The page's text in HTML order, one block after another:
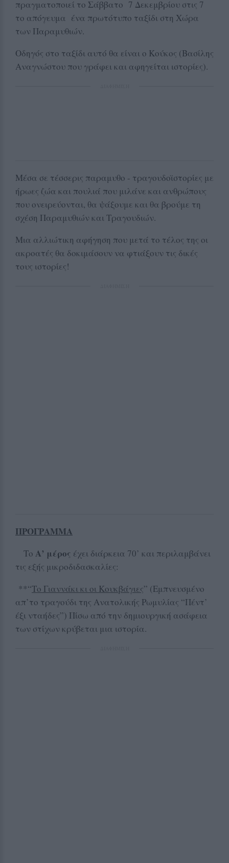
πραγματοποιεί το Σάββατο 7 Δεκεμβρίου στις 7
το απόγευμα ένα πρωτότυπο ταξίδι στη Χώρα
των Παραμυθιών.
Οδηγός στο ταξίδι αυτό θα είναι ο Κούκος (Βασίλης
Αναγνώστου που γράφει και αφηγείται ιστορίες).
Μέσα σε τέσσερις παραμυθο - τραγουδοϊστορίες με
ήρωες ζώα και πουλιά που μιλάνε και ανθρώπους
που ονειρεύονται, θα ψάξουμε και θα βρούμε τη
σχέση Παραμυθιών και Τραγουδιών.
Μια αλλιώτικη αφήγηση που μετά το τέλος της οι
ακροατές θα δοκιμάσουν να φτιάξουν τις δικές
τους ιστορίες!
ΠΡΟΓΡΑΜΜΑ
Το Α’ μέρος έχει διάρκεια 70’ και περιλαμβάνει
τις εξής μικροδιδασκαλίες:
**“Το Γιαννάκι κι οι Κουκβάγιες” (Εμπνευσμένο
απ’το τραγούδι της Ανατολικής Ρωμυλίας “Πέντ’
έξι νταήδες”) Πίσω από την δημιουργική ασάφεια
των στίχων κρύβεται μια ιστορία.